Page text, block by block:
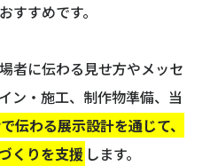
すすめです。
者に伝わる見せ方やメッセ
ン・施工、制作物準備、当
伝わる展示設計を通じて、
くりを支援 します。